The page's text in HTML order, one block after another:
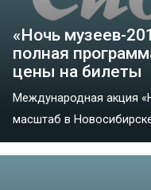
«Ночь музеев-
полная
цены на билеты
Международная акция
масштаб в